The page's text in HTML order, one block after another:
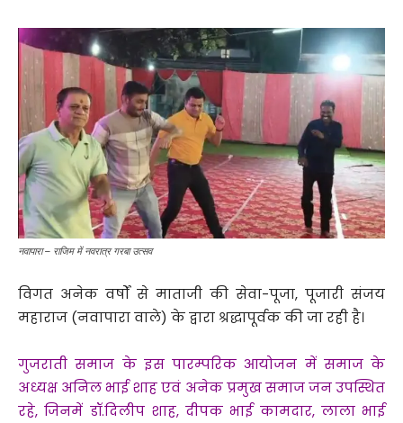
नवापारा – राजिम में नवरात्र गरबा उत्सव
विगत अनेक वर्षों से माताजी की सेवा-पूजा, पूजारी संजय
महाराज (नवापारा वाले) के द्वारा श्रद्धापूर्वक की जा रही है।
गुजराती समाज के इस पारम्परिक आयोजन में समाज के
अध्यक्ष अनिल भाई शाह एवं अनेक प्रमुख समाज जन उपस्थित
रहे, जिनमें डॉ.दिलीप शाह, दीपक भाई कामदार, लाला भाई